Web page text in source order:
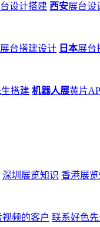
设计搭建 西安展台设
展台搭建设计 日本展台
搭建 机器人展黄片
深圳展览知识 香港展
频的客户 联系好色